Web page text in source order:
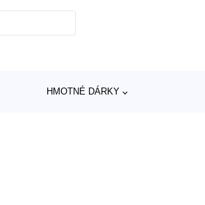
HMOTNÉ DÁRKY